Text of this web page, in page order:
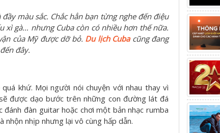
màu sắc. Chắc hẳn bạn từng nghe đến điệu
xì gà… nhưng Cuba còn có nhiều hơn thế nữa.
của Mỹ được dỡ bỏ. Du lịch Cubacũng đang
đây.
khứ. Mọi người nói chuyện với nhau thay vì
được dạo bước trên những con đường lát đá
đàn guitar hoặc chơi một bản nhạc rumba
nhịp nhưng lại vô cùng hấp dẫn.